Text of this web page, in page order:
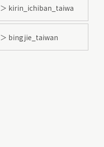
＞ kirin_ichiban_taiwa
＞ bingjie_taiwan